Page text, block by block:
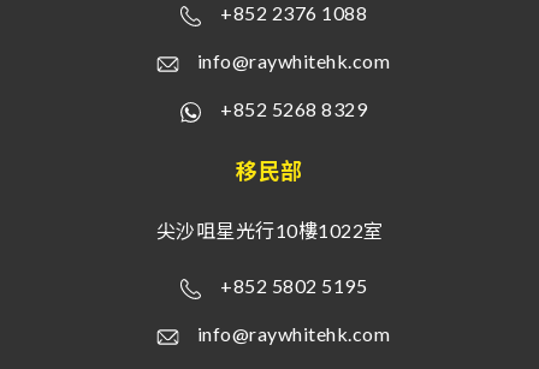
+852 2376 1088
info@raywhitehk.com
+852 5268 8329
移民部
尖沙咀星光行10樓1022室
+852 5802 5195
info@raywhitehk.com